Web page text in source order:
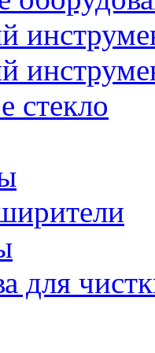
стекло
для